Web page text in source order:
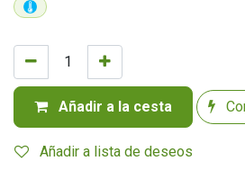
Añadir a la cesta
Añadir a lista de deseos